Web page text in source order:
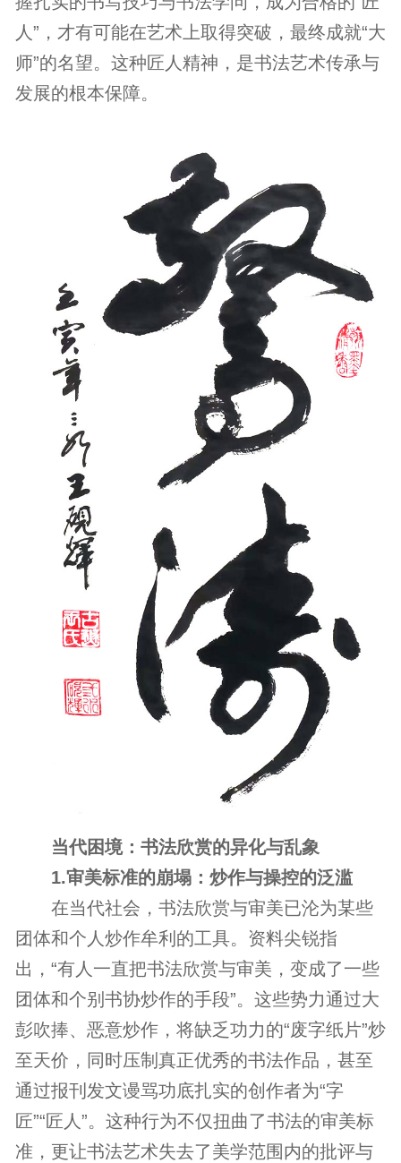
人”，才有可能在艺术上取得突破，最终成就“大
师”的名望。这种匠人精神，是书法艺术传承与
发展的根本保障。
当代困境：书法欣赏的异化与乱象
1.审美标准的崩塌：炒作与操控的泛滥
在当代社会，书法欣赏与审美已沦为某些
团体和个人炒作牟利的工具。资料尖锐指
出，“有人一直把书法欣赏与审美，变成了一些
团体和个别书协炒作的手段”。这些势力通过大
彭吹捧、恶意炒作，将缺乏功力的“废字纸片”炒
至天价，同时压制真正优秀的书法作品，甚至
通过报刊发文谩骂功底扎实的创作者为“字
匠”“匠人”。这种行为不仅扭曲了书法的审美标
准，更让书法艺术失去了美学范围内的批评与